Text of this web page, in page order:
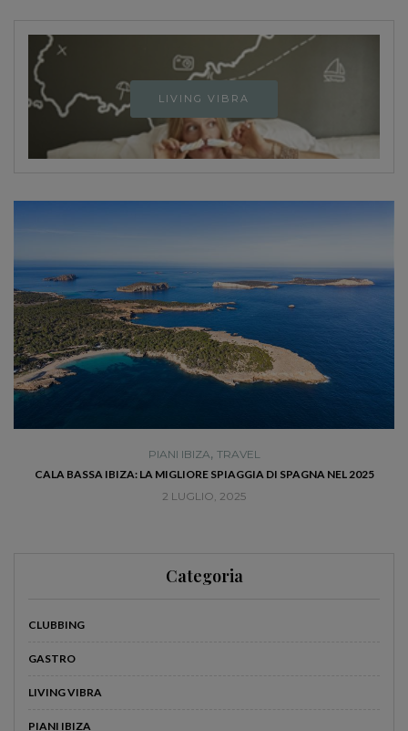
LIVING VIBRA
PIANI IBIZA, TRAVEL
CALA BASSA IBIZA: LA MIGLIORE SPIAGGIA DI SPAGNA NEL 2025
2 LUGLIO, 2025
Categoria
CLUBBING
GASTRO
LIVING VIBRA
PIANI IBIZA